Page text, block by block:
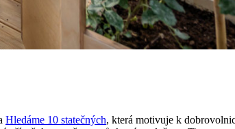
Hledáme 10 statečných, která motivuje k